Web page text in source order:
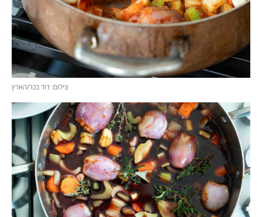
צילום: דוד בכר/הארץ